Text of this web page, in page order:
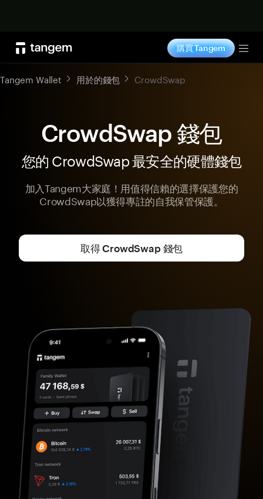
購買 Tangem
Tangem Wallet 用於的錢包 CrowdSwap
CrowdSwap 錢包
您的 CrowdSwap 最安全的硬體錢包
加入Tangem大家庭！用值得信賴的選擇保護您的
CrowdSwap以獲得專註的自我保管保護。
取得 CrowdSwap 錢包